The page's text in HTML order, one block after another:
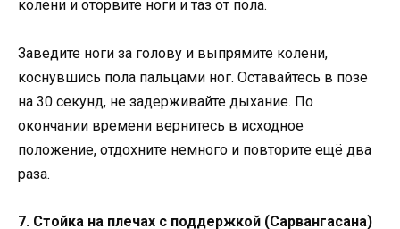
колени и оторвите ноги и таз от пола.
Заведите ноги за голову и выпрямите колени,
коснувшись пола пальцами ног. Оставайтесь в позе
на 30 секунд, не задерживайте дыхание. По
окончании времени вернитесь в исходное
положение, отдохните немного и повторите ещё два
раза.
7. Стойка на плечах с поддержкой (Сарвангасана)